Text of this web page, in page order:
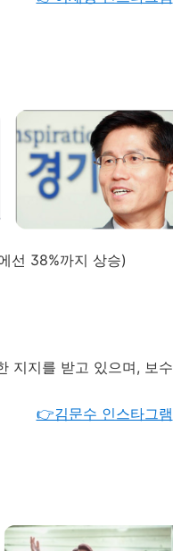
선 38%까지 상승)
지지를 받고 있으며, 보수
👉김문수 인스타그램